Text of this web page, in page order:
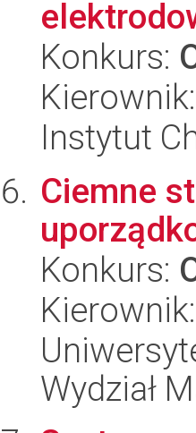
Konkurs:
Instytut
Ciemne
Konkurs:
Wydział